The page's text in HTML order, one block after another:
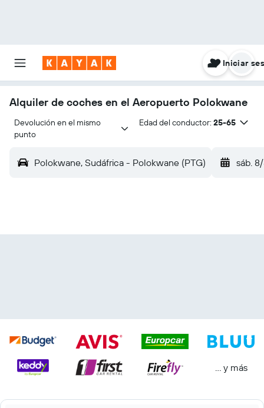
Iniciar
Alquiler de coches en el Aeropuerto Polokwane
Devolución en el mismo
punto
Edad del conductor: 25-65
Polokwane, Sudáfrica - Polokwane (PTG) sáb.
… y más